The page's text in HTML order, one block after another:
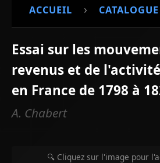
ACCUEIL › CATALOGUE
Essai sur les
revenus et de
en France de 1798 à
A. Chabert
🔍 Cliquez sur l'image pour